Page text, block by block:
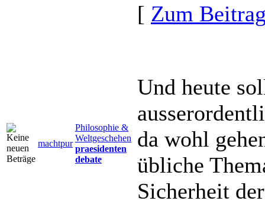
[ Zum
machtpur
Philosophie &
Weltgeschehen
praesidenten
debate
Und heute
da wohl
übliche
Sicherheit